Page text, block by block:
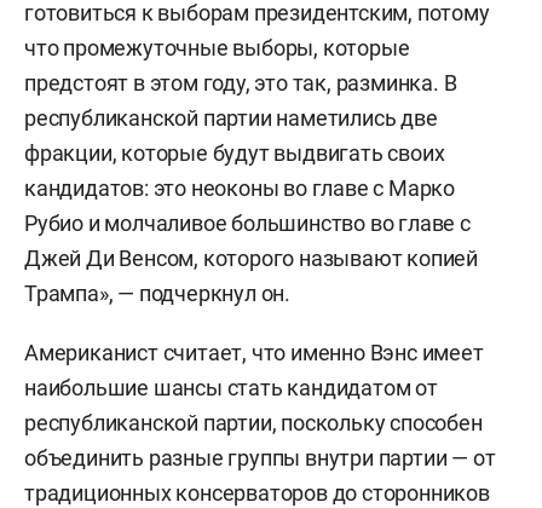
готовиться к выборам президентским, потому
что промежуточные выборы, которые
предстоят в этом году, это так, разминка. В
республиканской партии наметились две
фракции, которые будут выдвигать своих
кандидатов: это неоконы во главе с Марко
Рубио и молчаливое большинство во главе с
Джей Ди Венсом, которого называют копией
Трампа», — подчеркнул он.
Американист считает, что именно Вэнс имеет
наибольшие шансы стать кандидатом от
республиканской партии, поскольку способен
объединить разные группы внутри партии — от
традиционных консерваторов до сторонников